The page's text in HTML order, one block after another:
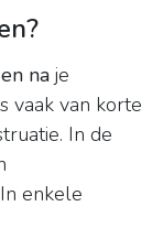
na je
vaak van korte
In de
enkele